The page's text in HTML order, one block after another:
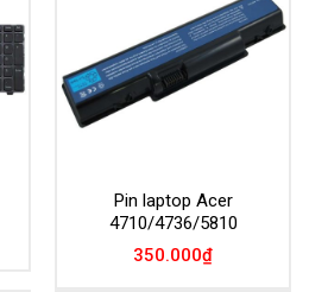
Pin laptop Acer
4710/4736/5810
350.000₫